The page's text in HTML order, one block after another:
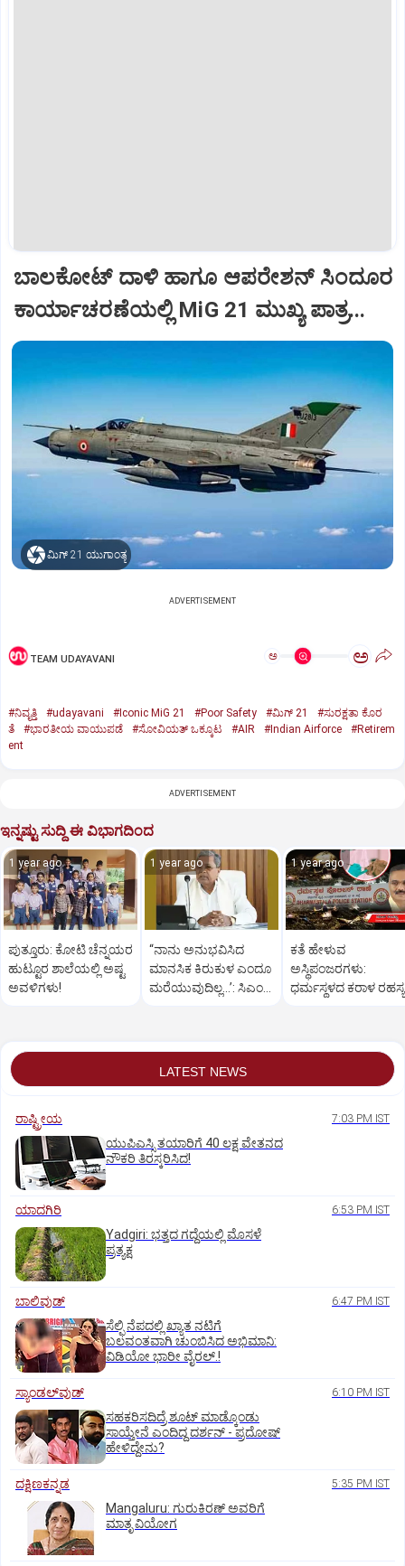
ಬಾಲಕೋಟ್‌ ದಾಳಿ ಹಾಗೂ ಆಪರೇಶನ್‌ ಸಿಂದೂರ
ಕಾರ್ಯಾಚರಣೆಯಲ್ಲಿ MiG 21 ಮುಖ್ಯ ಪಾತ್ರ...
ಮಿಗ್‌ 21 ಯುಗಾಂತ್ಯ
ADVERTISEMENT
TEAM UDAYAVANI ಅ ಅ
#ನಿವೃತ್ತಿ #udayavani #Iconic MiG 21 #Poor Safety #ಮಿಗ್‌ 21
#ಸುರಕ್ಷತಾ ಕೊರ
ತೆ
#ಭಾರತೀಯ ವಾಯುಪಡೆ #ಸೋವಿಯತ್‌ ಒಕ್ಕೂಟ #AIR #Indian Airforce
#Retirem
ent
ADVERTISEMENT
ಇನ್ನಷ್ಟು ಸುದ್ದಿ ಈ ವಿಭಾಗದಿಂದ
1 year ago
ಪುತ್ತೂರು: ಕೋಟಿ ಚೆನ್ನಯರ
ಹುಟ್ಟೂರ ಶಾಲೆಯಲ್ಲಿ ಅಷ್ಟ
ಅವಳಿಗಳು!
1 year ago
“ನಾನು ಅನುಭವಿಸಿದ
ಮಾನಸಿಕ ಕಿರುಕುಳ ಎಂದೂ
ಮರೆಯುವುದಿಲ್ಲ…’: ಸಿಎಂ
1 year ago
ಕತೆ ಹೇಳುವ
ಅಸ್ಥಿಪಂಜರಗಳು:
ಧರ್ಮಸ್ಥಳದ‌ ಕರಾಳ ರಹಸ್ಯ
LATEST NEWS
ರಾಷ್ಟ್ರೀಯ 7:03 PM IST
ಯುಪಿಎಸ್ಸಿ ತಯಾರಿಗೆ 40 ಲಕ್ಷ ವೇತನದ
ನೌಕರಿ ತಿರಸ್ಕರಿಸಿದ!
ಯಾದಗಿರಿ 6:53 PM IST
Yadgiri: ಭತ್ತದ ಗದ್ದೆಯಲ್ಲಿ ಮೊಸಳೆ
ಪ್ರತ್ಯಕ್ಷ
ಬಾಲಿವುಡ್‌ 6:47 PM IST
ಸೆಲ್ಫಿ ನೆಪದಲ್ಲಿ ಖ್ಯಾತ ನಟಿಗೆ
ಬಲವಂತವಾಗಿ ಚುಂಬಿಸಿದ ಅಭಿಮಾನಿ:
ವಿಡಿಯೋ ಭಾರೀ ವೈರಲ್.!
ಸ್ಯಾಂಡಲ್‌ವುಡ್‌ 6:10 PM IST
ಸಹಕರಿಸದಿದ್ರೆ ಶೂಟ್‌ ಮಾಡ್ಕೊಂಡು
ಸಾಯ್ತೇನೆ ಎಂದಿದ್ದ ದರ್ಶನ್‌ - ಪ್ರದೋಷ್‌
ಹೇಳಿದ್ದೇನು?
ದಕ್ಷಿಣಕನ್ನಡ 5:35 PM IST
Mangaluru: ಗುರುಕಿರಣ್ ಅವರಿಗೆ
ಮಾತೃ ವಿಯೋಗ